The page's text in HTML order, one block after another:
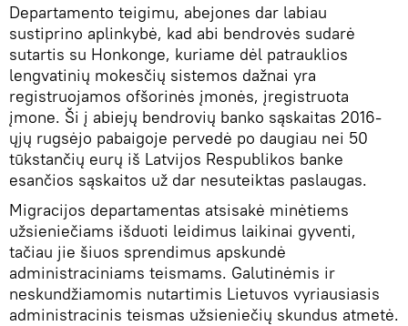
Departamento teigimu, abejones dar labiau
sustiprino aplinkybė, kad abi bendrovės sudarė
sutartis su Honkonge, kuriame dėl patrauklios
lengvatinių mokesčių sistemos dažnai yra
registruojamos ofšorinės įmonės, įregistruota
įmone. Ši į abiejų bendrovių banko sąskaitas 2016-
ųjų rugsėjo pabaigoje pervedė po daugiau nei 50
tūkstančių eurų iš Latvijos Respublikos banke
esančios sąskaitos už dar nesuteiktas paslaugas.
Migracijos departamentas atsisakė minėtiems
užsieniečiams išduoti leidimus laikinai gyventi,
tačiau jie šiuos sprendimus apskundė
administraciniams teismams. Galutinėmis ir
neskundžiamomis nutartimis Lietuvos vyriausiasis
administracinis teismas užsieniečių skundus atmetė.